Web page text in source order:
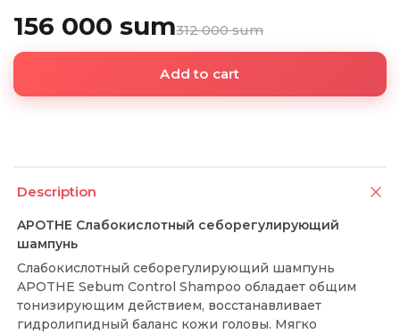
156 000 sum312 000 sum
Add to cart
Description
APOTHE Слабокислотный себорегулирующий
шампунь
Слабокислотный себорегулирующий шампунь
APOTHE Sebum Control Shampoo обладает общим
тонизирующим действием, восстанавливает
гидролипидный баланс кожи головы. Мягко